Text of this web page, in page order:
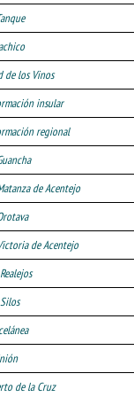
de los Vinos
insular
regional
de Acentejo
de Acentejo
de la Cruz